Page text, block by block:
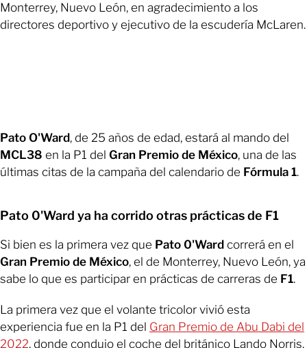
Monterrey, Nuevo León, en agradecimiento a los
directores deportivo y ejecutivo de la escudería McLaren.
Pato O'Ward, de 25 años de edad, estará al mando del
MCL38 en la P1 del Gran Premio de México, una de las
últimas citas de la campaña del calendario de Fórmula 1.
Pato 0'Ward ya ha corrido otras prácticas de F1
Si bien es la primera vez que Pato 0'Ward correrá en el
Gran Premio de México, el de Monterrey, Nuevo León, ya
sabe lo que es participar en prácticas de carreras de F1.
La primera vez que el volante tricolor vivió esta
experiencia fue en la P1 del Gran Premio de Abu Dabi del
2022, donde condujo el coche del británico Lando Norris.